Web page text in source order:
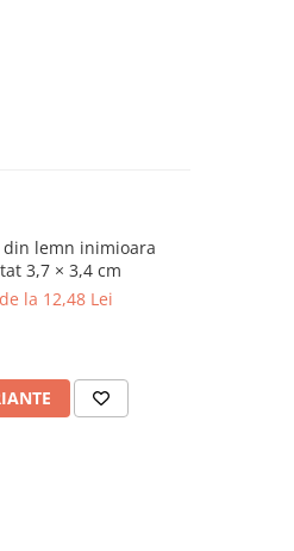
din lemn inimioara
3,7 × 3,4 cm
de la 12,48 Lei